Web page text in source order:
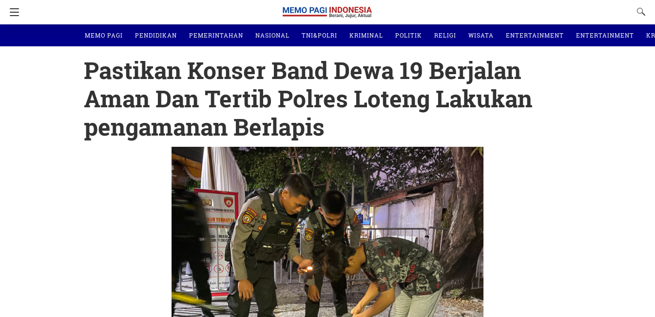
MEMO PAGI PENDIDIKAN PEMERINTAHAN NASIONAL TNI&POLRI KRIMINAL POLITIK RELIGI WISATA ENTERTAINMENT ENTERTAINMENT
Pastikan Konser Band Dewa 19 Berjalan
Aman Dan Tertib Polres Loteng Lakukan
pengamanan Berlapis